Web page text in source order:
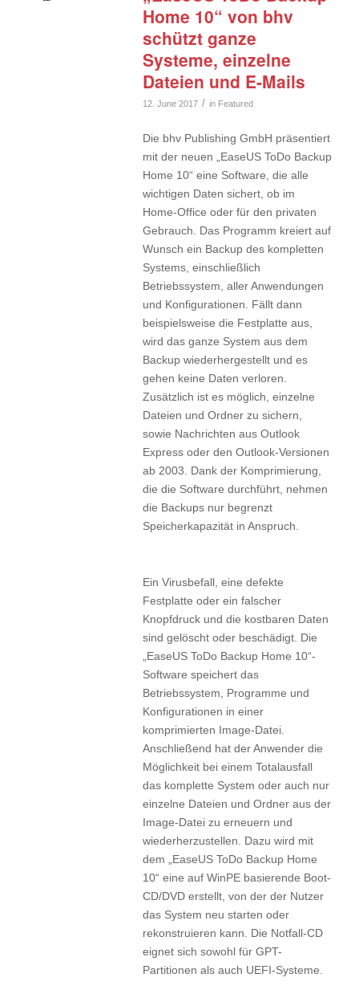
Home 10“ von bhv
schützt ganze
Systeme, einzelne
Dateien und E-Mails
12. June 2017 / in Featured
Die bhv Publishing GmbH präsentiert
mit der neuen „EaseUS ToDo Backup
Home 10“ eine Software, die alle
wichtigen Daten sichert, ob im
Home-Office oder für den privaten
Gebrauch. Das Programm kreiert auf
Wunsch ein Backup des kompletten
Systems, einschließlich
Betriebssystem, aller Anwendungen
und Konfigurationen. Fällt dann
beispielsweise die Festplatte aus,
wird das ganze System aus dem
Backup wiederhergestellt und es
gehen keine Daten verloren.
Zusätzlich ist es möglich, einzelne
Dateien und Ordner zu sichern,
sowie Nachrichten aus Outlook
Express oder den Outlook-Versionen
ab 2003. Dank der Komprimierung,
die die Software durchführt, nehmen
die Backups nur begrenzt
Speicherkapazität in Anspruch.
Ein Virusbefall, eine defekte
Festplatte oder ein falscher
Knopfdruck und die kostbaren Daten
sind gelöscht oder beschädigt. Die
„EaseUS ToDo Backup Home 10“-
Software speichert das
Betriebssystem, Programme und
Konfigurationen in einer
komprimierten Image-Datei.
Anschließend hat der Anwender die
Möglichkeit bei einem Totalausfall
das komplette System oder auch nur
einzelne Dateien und Ordner aus der
Image-Datei zu erneuern und
wiederherzustellen. Dazu wird mit
dem „EaseUS ToDo Backup Home
10“ eine auf WinPE basierende Boot-
CD/DVD erstellt, von der der Nutzer
das System neu starten oder
rekonstruieren kann. Die Notfall-CD
eignet sich sowohl für GPT-
Partitionen als auch UEFI-Systeme.